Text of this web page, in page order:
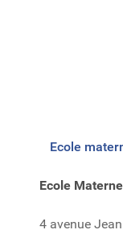
Ecole
Ecole
4 avenue